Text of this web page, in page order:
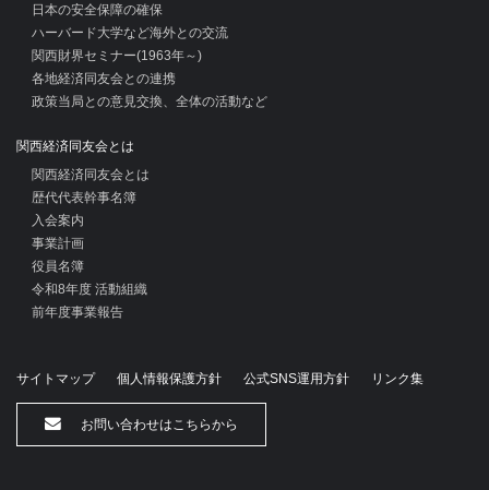
日本の安全保障の確保
ハーバード大学など海外との交流
関西財界セミナー(1963年～)
各地経済同友会との連携
政策当局との意見交換、全体の活動など
関西経済同友会とは
関西経済同友会とは
歴代代表幹事名簿
入会案内
事業計画
役員名簿
令和8年度 活動組織
前年度事業報告
サイトマップ 個人情報保護方針 公式SNS運用方針 リンク集
お問い合わせはこちらから